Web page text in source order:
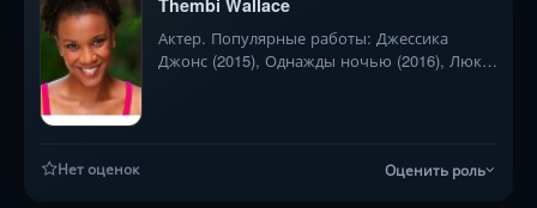
Thembi Wallace
Актер. Популярные работы: Джессика
Джонс (2015), Однажды ночью (2016), Люк
Нет оценок Оценить роль